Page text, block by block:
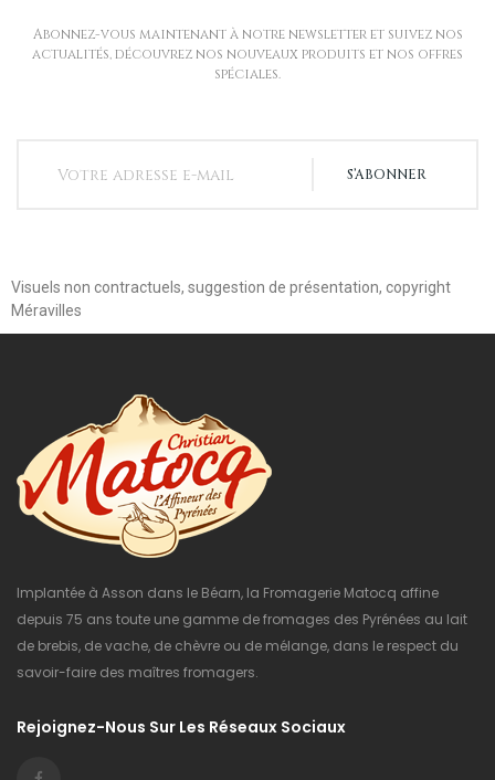
Abonnez-vous maintenant à notre newsletter et suivez nos
actualités, découvrez nos nouveaux produits et nos offres
spéciales.
S’ABONNER
Visuels non contractuels, suggestion de présentation, copyright
Méravilles
Implantée à Asson dans le Béarn, la Fromagerie Matocq affine
depuis 75 ans toute une gamme de fromages des Pyrénées au lait
de brebis, de vache, de chèvre ou de mélange, dans le respect du
savoir-faire des maîtres fromagers.
Rejoignez-Nous Sur Les Réseaux Sociaux